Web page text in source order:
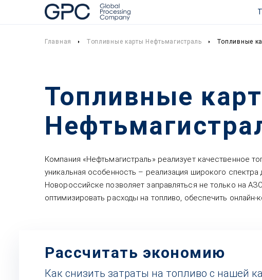
Главная Топливные карты Нефтьмагистраль Топливные
Топливные
Компания «Нефтьмагистраль» реализует качественное
уникальная особенность – реализация широкого
Новороссийске позволяет заправляться не только на
оптимизировать расходы на топливо, обеспечить
Рассчитать экономию
Как снизить затраты на топливо с нашей